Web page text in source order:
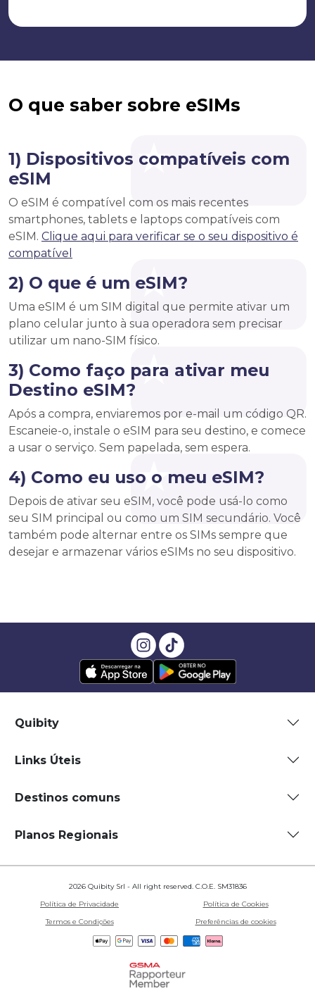
O que saber sobre eSIMs
1) Dispositivos compatíveis com
eSIM
O eSIM é compatível com os mais recentes
smartphones, tablets e laptops compatíveis com
eSIM. Clique aqui para verificar se o seu dispositivo é
compatível
2) O que é um eSIM?
Uma eSIM é um SIM digital que permite ativar um
plano celular junto à sua operadora sem precisar
utilizar um nano-SIM físico.
3) Como faço para ativar meu
Destino eSIM?
Após a compra, enviaremos por e-mail um código QR.
Escaneie-o, instale o eSIM para seu destino, e comece
a usar o serviço. Sem papelada, sem espera.
4) Como eu uso o meu eSIM?
Depois de ativar seu eSIM, você pode usá-lo como
seu SIM principal ou como um SIM secundário. Você
também pode alternar entre os SIMs sempre que
desejar e armazenar vários eSIMs no seu dispositivo.
Quibity
Links Úteis
Destinos comuns
Planos Regionais
2026 Quibity Srl - All right reserved. C.O.E. SM31836
Política de Privacidade
Política de Cookies
Termos e Condições
Preferências de cookies